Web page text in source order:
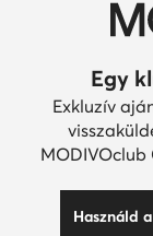
Egy
Exkluzív
MODIVOclub
Használd